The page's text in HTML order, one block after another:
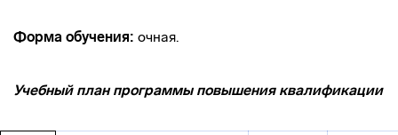
Форма обучения: очная.
Учебный план программы повышения квалификации